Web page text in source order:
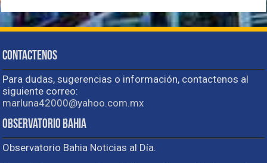
Contactenos
Para dudas, sugerencias o información, contactenos al
siguiente correo:
marluna42000@yahoo.com.mx
Observatorio Bahia
Observatorio Bahia Noticias al Día.